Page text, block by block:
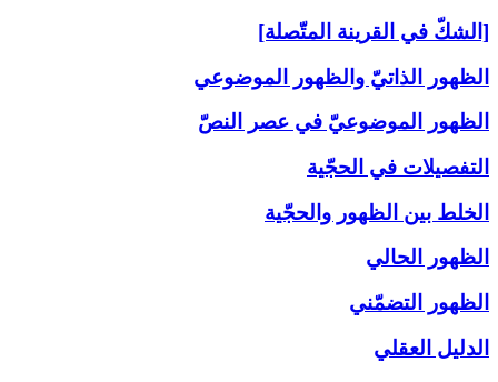
[الشكّ في القرينة المتّصلة]
الظهور الذاتيّ والظهور الموضوعي
الظهور الموضوعيّ في عصر النصّ
التفصيلات في الحجّية
الخلط بين الظهور والحجّية
الظهور الحالي
الظهور التضمّني
الدليل العقلي